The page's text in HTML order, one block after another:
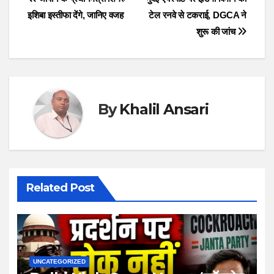
navigation
टेल रनवे से टकराई, DGCA ने
शुरू की जांच
इशिबा इस्तीफा देंगे, जानिए वजह
ByKhalil Ansari
Related Post
UNCATEGORIZED